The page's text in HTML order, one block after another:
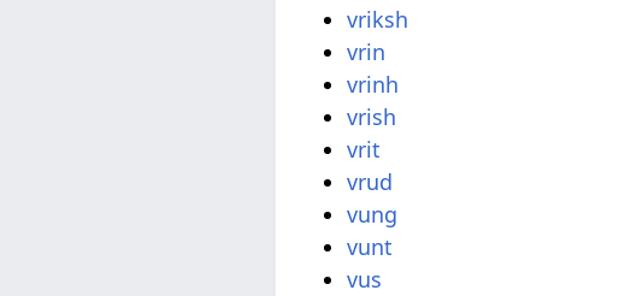
vriksh
vrin
vrinh
vrish
vrit
vrud
vung
vunt
vus